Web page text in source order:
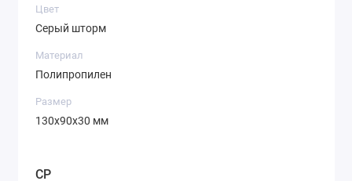
Цвет
Серый шторм
Материал
Полипропилен
Размер
130х90х30 мм
CP